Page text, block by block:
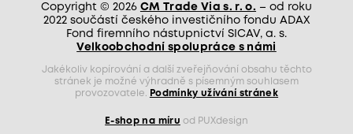
Copyright © 2026 CM Trade Via s. r. o. – od roku
2022 součástí českého investičního fondu ADAX
Fond firemního nástupnictví SICAV, a. s.
Velkoobchodní spolupráce s námi
Jakékoliv kopírování a další zveřejňování obsahu těchto
stránek je možné výhradně s písemným souhlasem
provozovatele.
Podmínky užívání stránek
E-shop na míru od PUXdesign